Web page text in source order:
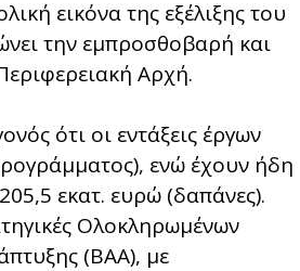
εικόνα της εξέλιξης του
την εμπροσθοβαρή και
Αρχή.
ότι οι εντάξεις έργων
ενώ έχουν ήδη
εκατ. ευρώ (δαπάνες).
Ολοκληρωμένων
(ΒΑΑ), με